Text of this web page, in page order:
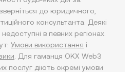
до юридичного,
консультанта. Деякі
в певних регіонах.
Умови використання і
. Для гаманця OKX Web3
послуг діють окремі умови